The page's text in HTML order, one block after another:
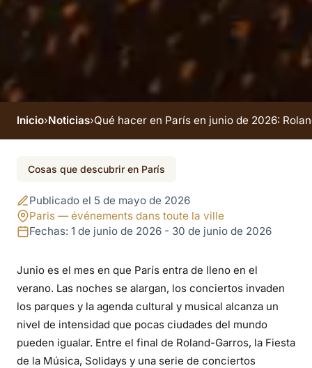
Qué hacer en París
en junio de 2026:
Roland-Garros,
Fiesta de la Música,
festivales y
conciertos
Inicio›Noticias›Qué hacer en París en junio de 2026:
Cosas que descubrir en París
Publicado el 5 de mayo de 2026
Paris — événements dans toute la ville
Fechas: 1 de junio de 2026 - 30 de junio de 2026
Junio es el mes en que París entra de lleno en el
verano. Las noches se alargan, los conciertos invaden
los parques y la agenda cultural y musical alcanza un
nivel de intensidad que pocas ciudades del mundo
pueden igualar. Entre el final de Roland-Garros, la Fiesta
de la Música, Solidays y una serie de conciertos